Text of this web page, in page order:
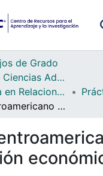
de Grado
Facultad de Ciencias Administrativas y Sociales
Licenciatura en Relaciones Internacionales
Banco centroamericano de integración económica